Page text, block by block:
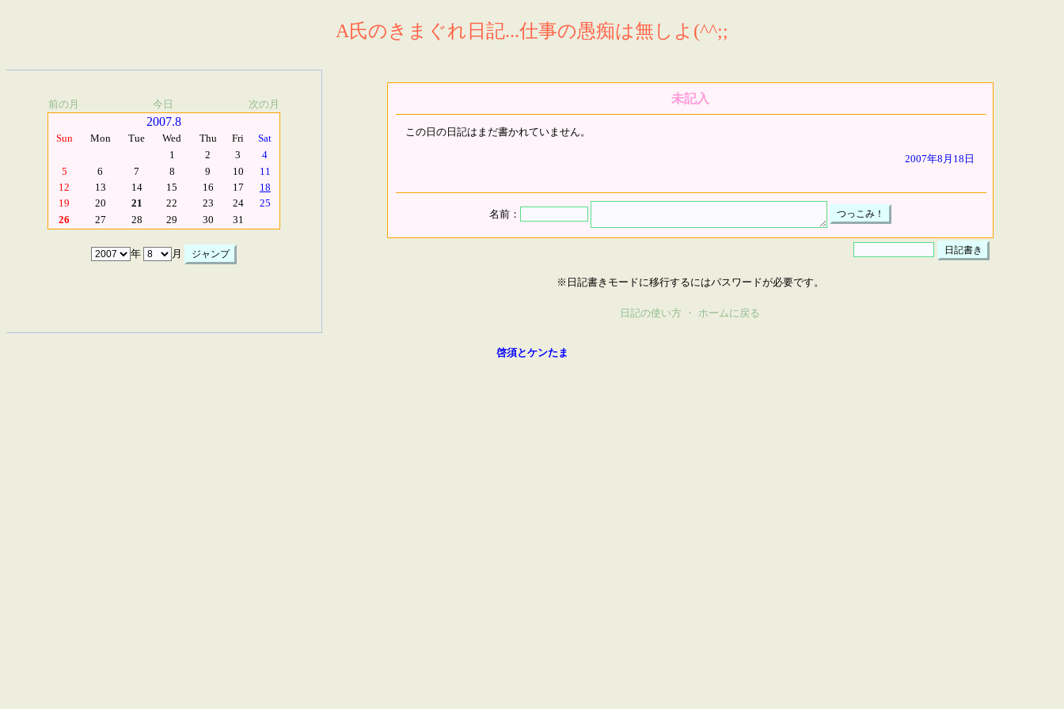
A氏のきまぐれ日記...仕事の愚痴は無しよ(^^;;
前の月 今日 次の月
2007.8
Sun Mon Tue Wed Thu Fri
Sat
1
2 3
4
5
6 7 8 9 10
11
12
13 14 15 16 17
18
19
20 21 22 23 24
25
26
27 28 29 30 31
年 月
未記入
この日の日記はまだ書かれていません。
2007年8月18日
名前：
※日記書きモードに移行するにはパスワードが必要です。
日記の使い方 ・ ホームに戻る
啓須とケンたま